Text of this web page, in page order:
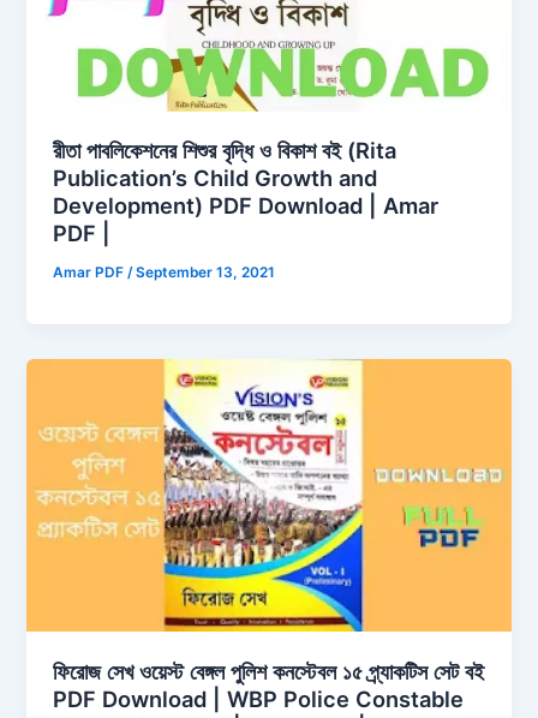
রীতা পাবলিকেশনের শিশুর বৃদ্ধি ও বিকাশ বই (Rita
Publication’s Child Growth and
Development) PDF Download | Amar
PDF |
Amar PDF/September 13, 2021
ফিরোজ সেখ ওয়েস্ট বেঙ্গল পুলিশ কনস্টেবল ১৫ প্র্যাকটিস সেট বই
PDF Download | WBP Police Constable